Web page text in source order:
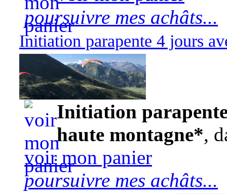
poursuivre mes achâts...
Initiation parapente 4 jours
570,00 euros
Initiation
haute montagne*,
voir mon panier
poursuivre mes achâts...